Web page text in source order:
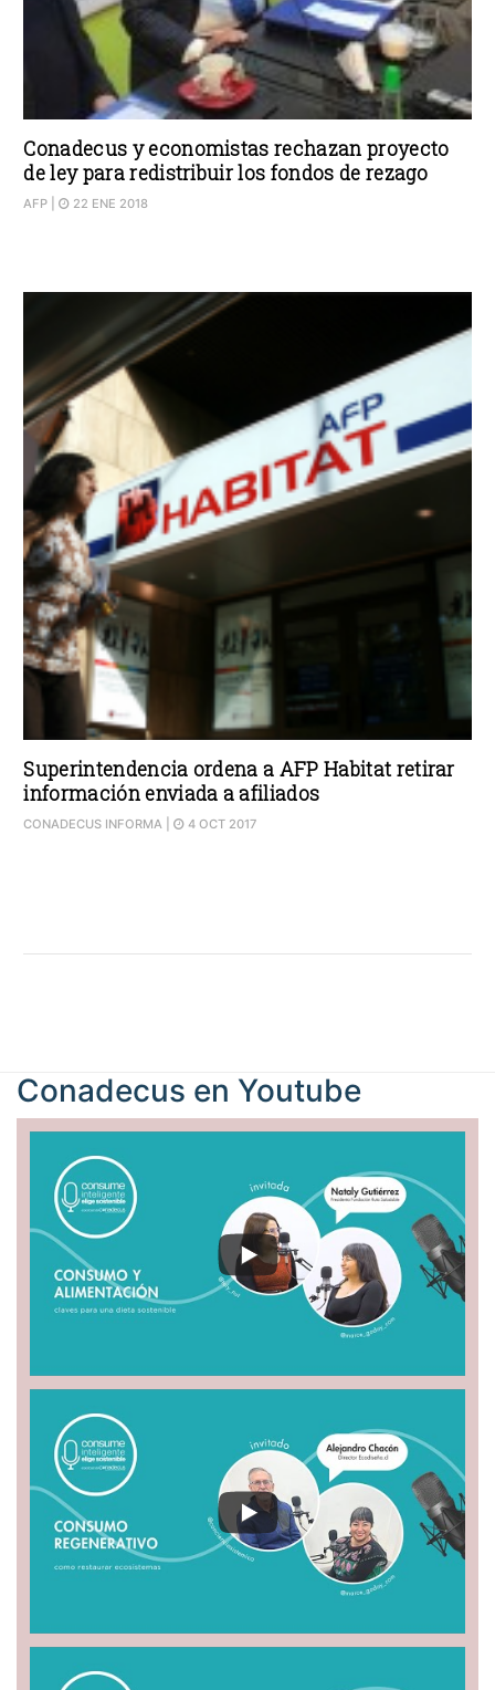
Conadecus y economistas rechazan proyecto
de ley para redistribuir los fondos de rezago
AFP | 22 ENE 2018
Superintendencia ordena a AFP Habitat retirar
información enviada a afiliados
CONADECUS INFORMA | 4 OCT 2017
Conadecus en Youtube